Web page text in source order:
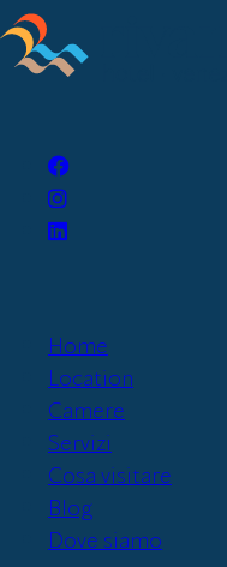
Home
Location
Camere
Servizi
Cosa visitare
Blog
Dove siamo